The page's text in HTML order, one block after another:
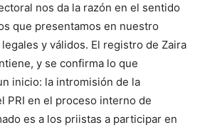
nos da la razón en el sentido
que presentamos en nuestro
y válidos. El registro de Zaira
y se confirma lo que
inicio: la intromisión de la
PRI en el proceso interno de
es a los priistas a participar en